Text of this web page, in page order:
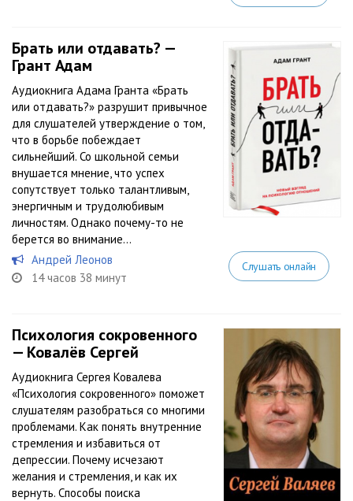
Брать или отдавать? —
Грант Адам
Аудиокнига Адама Гранта «Брать
или отдавать?» разрушит привычное
для слушателей утверждение о том,
что в борьбе побеждает
сильнейший. Со школьной семьи
внушается мнение, что успех
сопутствует только талантливым,
энергичным и трудолюбивым
личностям. Однако почему-то не
берется во внимание...
Андрей Леонов
14 часов 38 минут
Слушать онлайн
Психология сокровенного
— Ковалёв Сергей
Аудиокнига Сергея Ковалева
«Психология сокровенного» поможет
слушателям разобраться со многими
проблемами. Как понять внутренние
стремления и избавиться от
депрессии. Почему исчезают
желания и стремления, и как их
вернуть. Способы поиска